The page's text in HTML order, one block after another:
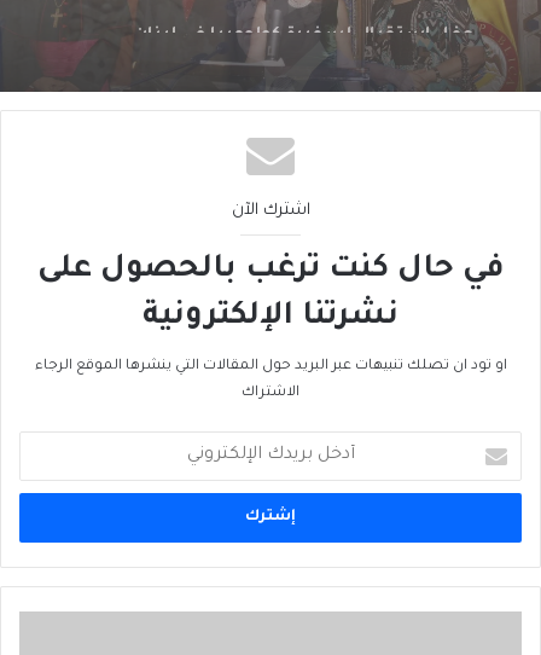
العيد الوطني الفرنسي في لبنان
اشترك الآن
في حال كنت ترغب بالحصول على
نشرتنا الإلكترونية
او تود ان تصلك تنبيهات عبر البريد حول المقالات التي ينشرها الموقع الرجاء
الاشتراك
بريدك
الإلكتروني